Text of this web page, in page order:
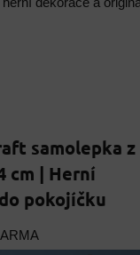
samolepka z
cm | Herní
pokojíčku